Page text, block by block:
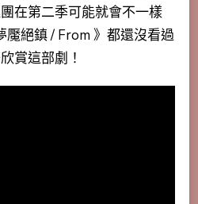
在第二季可能就會不一樣
魘絕鎮 / From 》都還沒看過
賞這部劇！